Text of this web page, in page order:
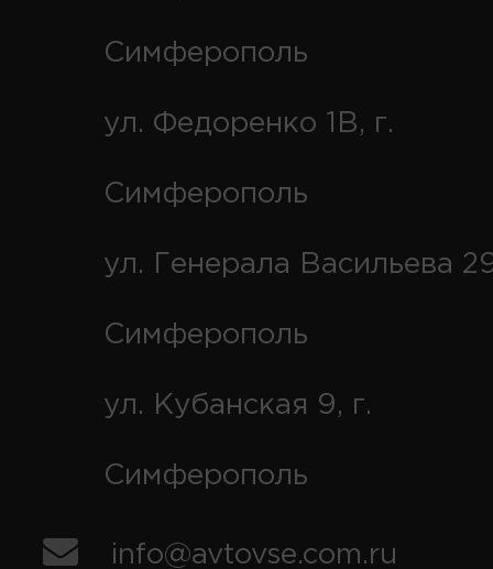
Симферополь
ул. Федоренко 1В, г.
Симферополь
ул. Генерала Васильева
Симферополь
ул. Кубанская 9, г.
Симферополь
info@avtovse.com.ru